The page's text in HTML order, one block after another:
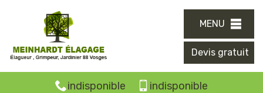
MENU
Devis gratuit
indisponible indisponible